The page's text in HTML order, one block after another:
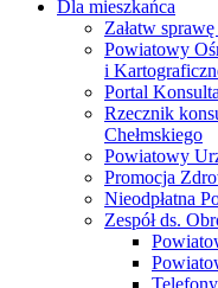
i
Portal
Rzecznik
Chełmskiego
Powiatowy
Promocja
Nieodpłatna
Zespół ds.
Stan
Alarmy